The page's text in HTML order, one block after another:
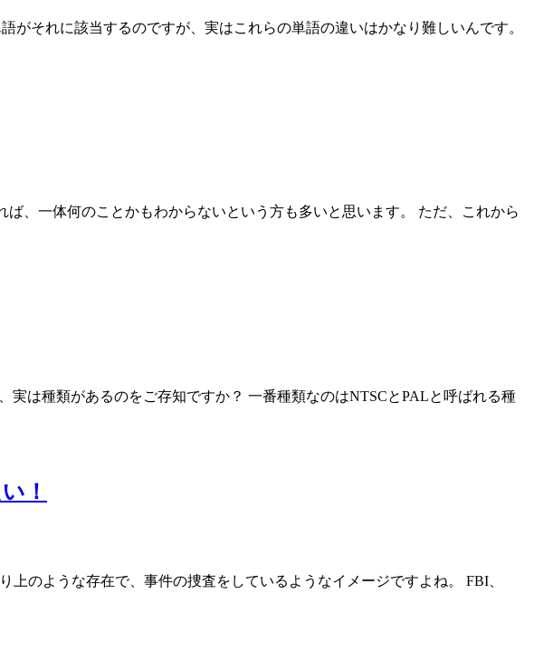
がそれに該当するのですが、実はこれらの単語の違いはかなり難しいんです。
、一体何のことかもわからないという方も多いと思います。 ただ、これから
は種類があるのをご存知ですか？ 一番種類なのはNTSCとPALと呼ばれる種
！
のような存在で、事件の捜査をしているようなイメージですよね。 FBI、